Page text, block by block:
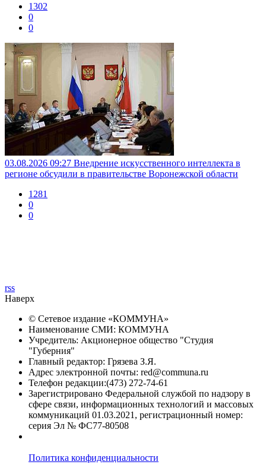
1302
0
0
03.08.2026 09:27 Внедрение искусственного интеллекта в
регионе обсудили в правительстве Воронежской области
1281
0
0
rss
Наверх
© Сетевое издание «КОММУНА»
Наименование СМИ: КОММУНА
Учредитель: Акционерное общество "Студия
"Губерния"
Главный редактор: Грязева З.Я.
Адрес электронной почты: red@communa.ru
Телефон редакции:(473) 272-74-61
Зарегистрировано Федеральной службой по надзору в
сфере связи, информационных технологий и массовых
коммуникаций 01.03.2021, регистрационный номер:
серия Эл № ФС77-80508
Политика конфиденциальности